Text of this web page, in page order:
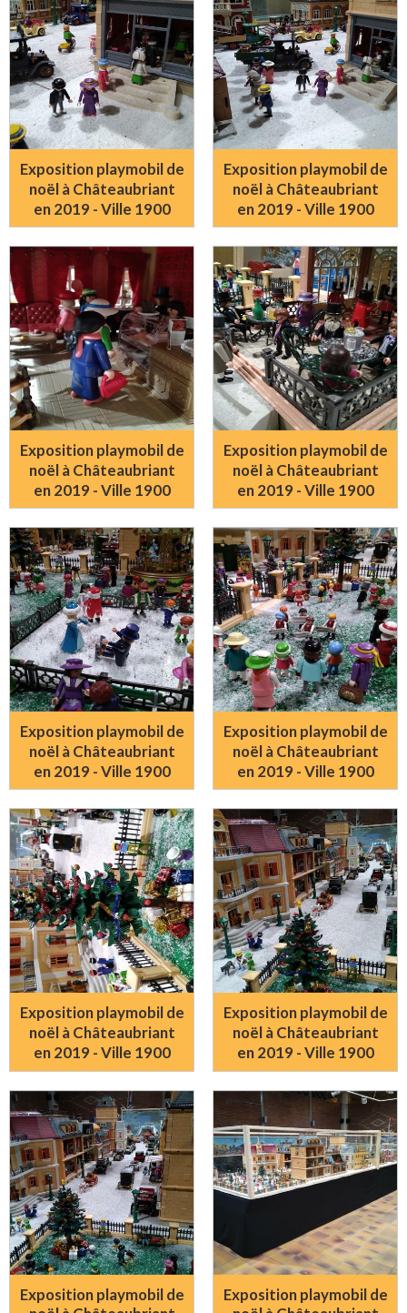
Exposition playmobil de
noël à Châteaubriant
en 2019 - Ville 1900
Exposition playmobil de
noël à Châteaubriant
en 2019 - Ville 1900
Exposition playmobil de
noël à Châteaubriant
en 2019 - Ville 1900
Exposition playmobil de
noël à Châteaubriant
en 2019 - Ville 1900
Exposition playmobil de
noël à Châteaubriant
en 2019 - Ville 1900
Exposition playmobil de
noël à Châteaubriant
en 2019 - Ville 1900
Exposition playmobil de
noël à Châteaubriant
en 2019 - Ville 1900
Exposition playmobil de
noël à Châteaubriant
en 2019 - Ville 1900
Exposition playmobil de
Exposition playmobil de